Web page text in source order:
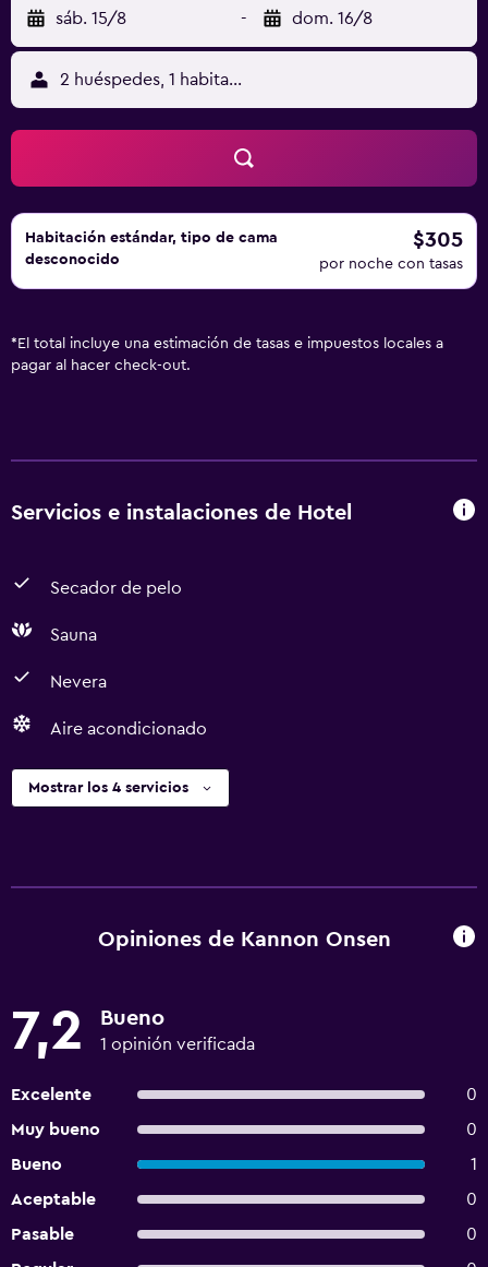
sáb. 15/8 - dom. 16/8
2 huéspedes, 1 habitación
Habitación estándar, tipo de cama
desconocido
$305
por noche con tasas
* El total incluye una estimación de tasas e impuestos locales a
pagar al hacer check-out.
Servicios e instalaciones de Hotel
Secador de pelo
Sauna
Nevera
Aire acondicionado
Mostrar los 4 servicios
Opiniones de Kannon Onsen
7,2 Bueno
1 opinión verificada
Excelente
0
Muy bueno
0
Bueno
1
Aceptable
0
Pasable
0